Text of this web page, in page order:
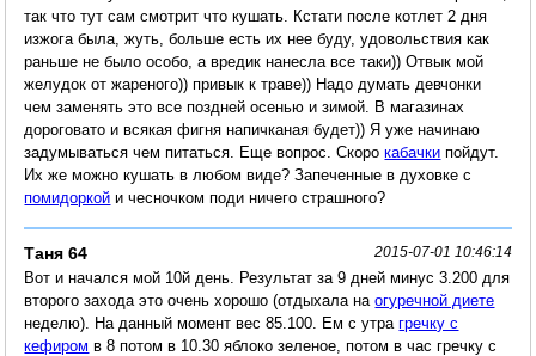
так что тут сам смотрит что кушать. Кстати после котлет 2 дня
изжога была, жуть, больше есть их нее буду, удовольствия как
раньше не было особо, а вредик нанесла все таки)) Отвык мой
желудок от жареного)) привык к траве)) Надо думать девчонки
чем заменять это все поздней осенью и зимой. В магазинах
дороговато и всякая фигня напичканая будет)) Я уже начинаю
задумываться чем питаться. Еще вопрос. Скорокабачки пойдут.
Их же можно кушать в любом виде? Запеченные в духовке с
помидоркой и чесночком поди ничего страшного?
Таня 64 2015-07-01 10:46:14
Вот и начался мой 10й день. Результат за 9 дней минус 3.200 для
второго захода это очень хорошо (отдыхала наогуречной диете
неделю). На данный момент вес 85.100. Ем с утрагречку с
кефиром в 8 потом в 10.30 яблоко зеленое, потом в час гречку с